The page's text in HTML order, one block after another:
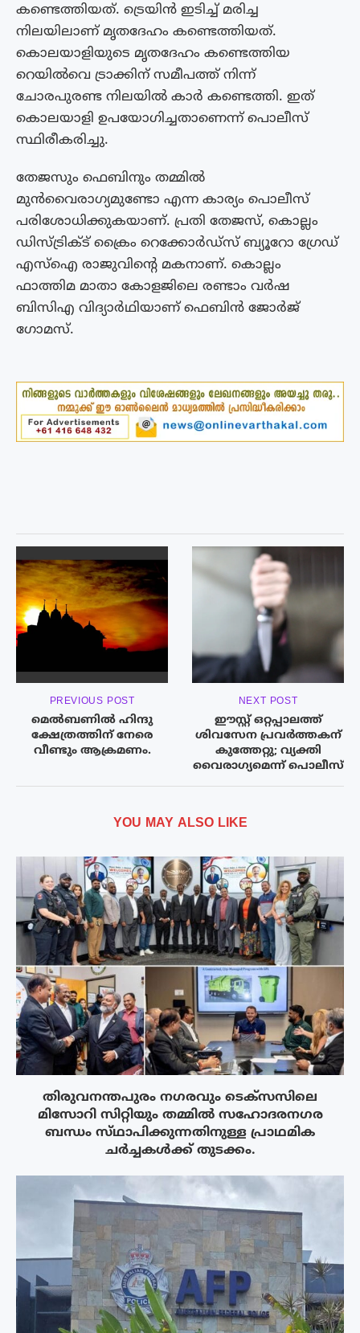
കണ്ടെത്തിയത്. ട്രെയിൻ ഇടിച്ച് മരിച്ച
നിലയിലാണ് മൃതദേഹം കണ്ടെത്തിയത്.
കൊലയാളിയുടെ മൃതദേഹം കണ്ടെത്തിയ
റെയിൽവെ ട്രാക്കിന് സമീപത്ത് നിന്ന്
ചോരപുരണ്ട നിലയിൽ കാർ കണ്ടെത്തി. ഇത്
കൊലയാളി ഉപയോഗിച്ചതാണെന്ന് പൊലീസ്
സ്ഥിരീകരിച്ചു.
തേജസും ഫെബിനും തമ്മിൽ
മുൻവൈരാഗ്യമുണ്ടോ എന്ന കാര്യം പൊലീസ്
പരിശോധിക്കുകയാണ്. പ്രതി തേജസ്, കൊല്ലം
ഡിസ്ട്രിക്ട് ക്രൈം റെക്കോർഡ്സ് ബ്യൂറോ ഗ്രേഡ്
എസ്ഐ രാജുവിന്റെ മകനാണ്. കൊല്ലം
ഫാത്തിമ മാതാ കോളജിലെ രണ്ടാം വർഷ
ബിസിഎ വിദ്യാർഥിയാണ് ഫെബിൻ ജോർജ്
ഗോമസ്.
PREVIOUS POST
മെൽബണിൽ ഹിന്ദു
ക്ഷേത്രത്തിന് നേരെ
വീണ്ടും ആക്രമണം.
NEXT POST
ഈസ്റ്റ് ഒറ്റപ്പാലത്ത്
ശിവസേന പ്രവർത്തകന്
കുത്തേറ്റു; വ്യക്തി
വൈരാഗ്യമെന്ന് പൊലീസ്
YOU MAY ALSO LIKE
തിരുവനന്തപുരം നഗരവും ടെക്‌സസിലെ
മിസോറി സിറ്റിയും തമ്മിൽ സഹോദരനഗര
ബന്ധം സ്‌ഥാപിക്കുന്നതിനുള്ള പ്രാഥമിക
ചർച്ചകൾക്ക് തുടക്കം.